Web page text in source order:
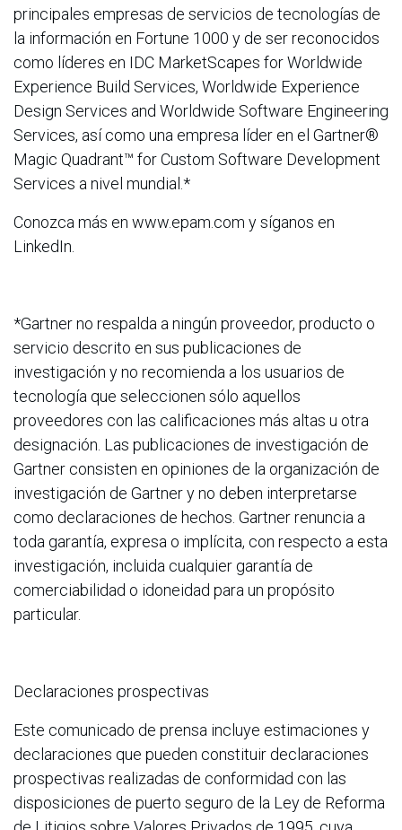
principales empresas de servicios de tecnologías de
la información en Fortune 1000 y de ser reconocidos
como líderes en IDC MarketScapes for Worldwide
Experience Build Services, Worldwide Experience
Design Services and Worldwide Software Engineering
Services, así como una empresa líder en el Gartner®
Magic Quadrant™ for Custom Software Development
Services a nivel mundial.*
Conozca más en www.epam.com y síganos en
LinkedIn.
*Gartner no respalda a ningún proveedor, producto o
servicio descrito en sus publicaciones de
investigación y no recomienda a los usuarios de
tecnología que seleccionen sólo aquellos
proveedores con las calificaciones más altas u otra
designación. Las publicaciones de investigación de
Gartner consisten en opiniones de la organización de
investigación de Gartner y no deben interpretarse
como declaraciones de hechos. Gartner renuncia a
toda garantía, expresa o implícita, con respecto a esta
investigación, incluida cualquier garantía de
comerciabilidad o idoneidad para un propósito
particular.
Declaraciones prospectivas
Este comunicado de prensa incluye estimaciones y
declaraciones que pueden constituir declaraciones
prospectivas realizadas de conformidad con las
disposiciones de puerto seguro de la Ley de Reforma